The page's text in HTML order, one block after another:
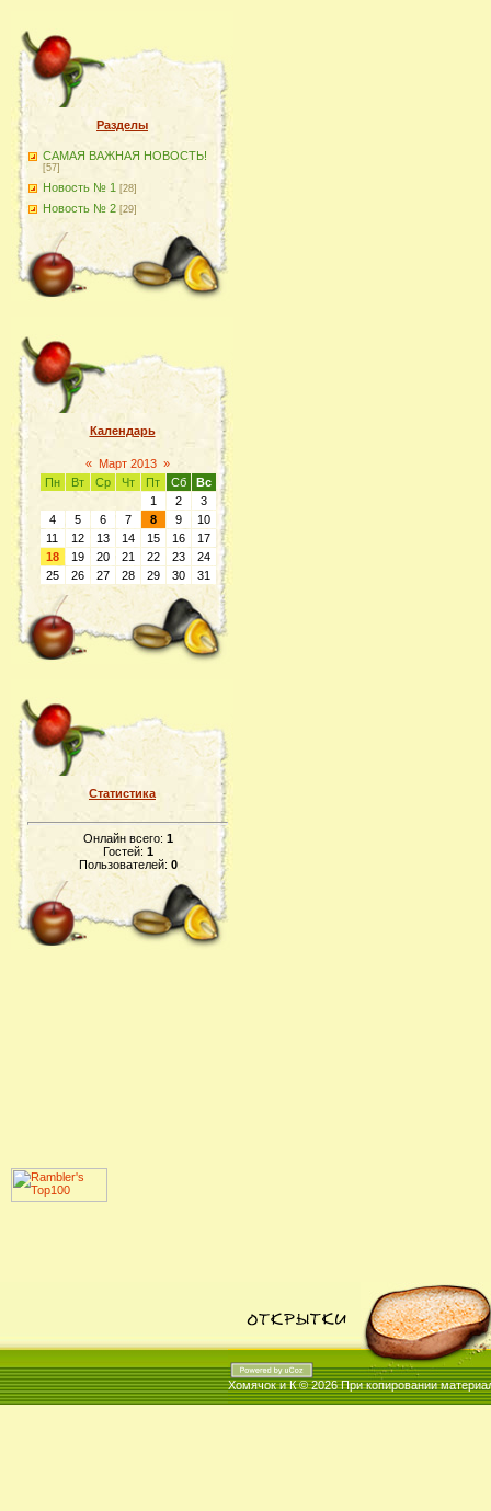
Разделы
САМАЯ ВАЖНАЯ НОВОСТЬ!
[57]
Новость № 1 [28]
Новость № 2 [29]
Календарь
« Март 2013 »
Пн
Вт Ср Чт Пт Сб
Вс
1
2
3
4
5 6 7 8 9
10
11
12 13 14 15 16
17
18
19 20 21 22 23
24
25
26 27 28 29 30 31
Статистика
Онлайн всего: 1
Гостей: 1
Пользователей: 0
Хомячок и К © 2026При копировании